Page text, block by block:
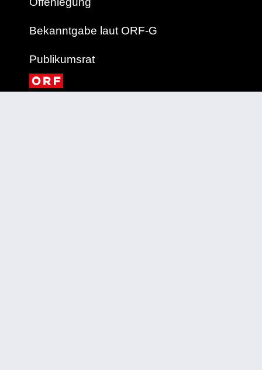
Bekanntgabe laut ORF-G
Publikumsrat